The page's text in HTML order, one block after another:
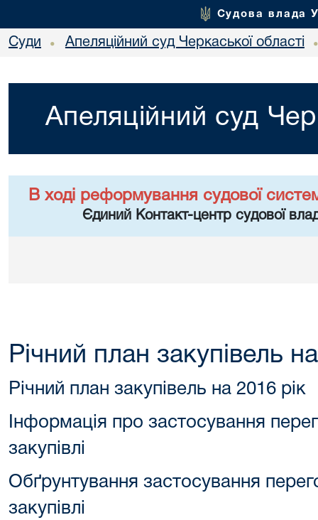
Судова влада
Суди • Апеляційний суд Черкаської області
Апеляційний суд
В ході реформування судової
Єдиний Контакт-центр судової
Річний план закупівель
Річний план закупівель на 2016 рік
Інформація про застосування
закупівлі
Обґрунтування застосування
закупівлі